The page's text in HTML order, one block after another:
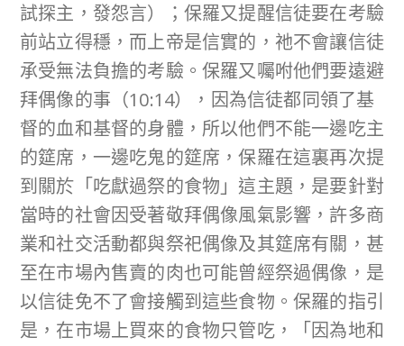
試探主，發怨言）；保羅又提醒信徒要在考驗
前站立得穩，而上帝是信實的，祂不會讓信徒
承受無法負擔的考驗。保羅又囑咐他們要遠避
拜偶像的事（10:14），因為信徒都同領了基
督的血和基督的身體，所以他們不能一邊吃主
的筵席，一邊吃鬼的筵席，保羅在這裏再次提
到關於「吃獻過祭的食物」這主題，是要針對
當時的社會因受著敬拜偶像風氣影響，許多商
業和社交活動都與祭祀偶像及其筵席有關，甚
至在市場內售賣的肉也可能曾經祭過偶像，是
以信徒免不了會接觸到這些食物。保羅的指引
是，在市場上買來的食物只管吃，「因為地和